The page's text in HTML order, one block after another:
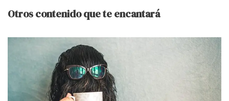
Otros contenido que te encantará